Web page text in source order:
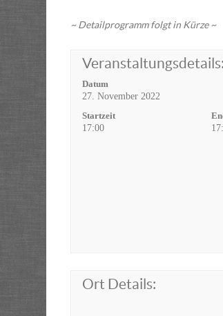
~ Detailprogramm folgt in Kürze ~
Veranstaltungsdetails:
Datum
27. November 2022
Startzeit
17:00
Ort Details: